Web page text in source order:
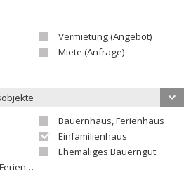
Vermietung (Angebot)
Miete (Anfrage)
Bauernhaus, Ferienhaus
Einfamilienhaus
Ehemaliges Bauerngut